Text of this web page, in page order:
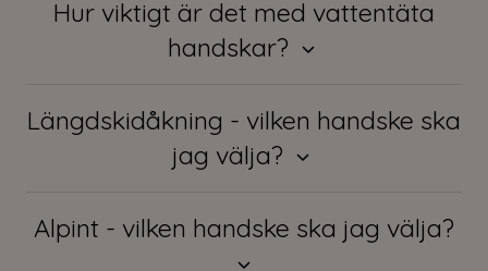
Hur viktigt är det med vattentäta
handskar?
Längdskidåkning - vilken handske ska
jag välja?
Alpint - vilken handske ska jag välja?